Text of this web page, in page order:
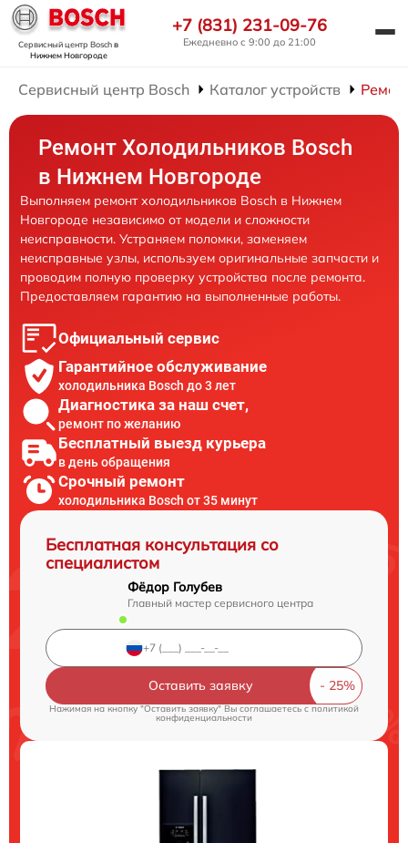
Сервисный центр Boschв
Нижнем Новгороде
+7 (831) 231-09-76
Ежедневно с 9:00 до 21:00
Сервисный центр Bosch Каталог устройств
Ремонт Холодильников Bosch
в Нижнем Новгороде
Выполняем ремонт холодильников Bosch в Нижнем
Новгороде независимо от модели и сложности
неисправности. Устраняем поломки, заменяем
неисправные узлы, используем оригинальные запчасти и
проводим полную проверку устройства после ремонта.
Предоставляем гарантию на выполненные работы.
Официальный сервис
Гарантийное обслуживание
холодильника Bosch до 3 лет
Диагностика за наш счет,
ремонт по желанию
Бесплатный выезд курьера
в день обращения
Срочный ремонт
холодильника Bosch от 35 минут
Бесплатная консультация со
специалистом
Фёдор Голубев
Главный мастер сервисного центра
Оставить заявку
Нажимая на кнопку "Оставить заявку" Вы соглашаетесь cполитикой
конфиденциальности